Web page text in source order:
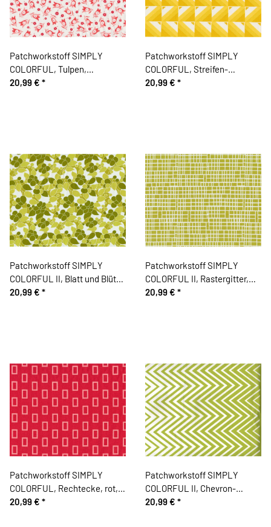
Patchworkstoff SIMPLY
COLORFUL, Tulpen,
gebrochenes weiß-rot, Moda
20,99 € *
Patchworkstoff SIMPLY
COLORFUL, Streifen-
Quadrate, gebrochenes weiß-
20,99 € *
Patchworkstoff SIMPLY
COLORFUL II, Blatt und Blüte,
helles limette-olive, Moda
20,99 € *
Patchworkstoff SIMPLY
COLORFUL II, Rastergitter,
limette-gebrochenes weiß,
20,99 € *
Patchworkstoff SIMPLY
COLORFUL, Rechtecke, rot,
Moda Fabrics
20,99 € *
Patchworkstoff SIMPLY
COLORFUL II, Chevron-
Zacken, limette-gebrochenes
20,99 € *